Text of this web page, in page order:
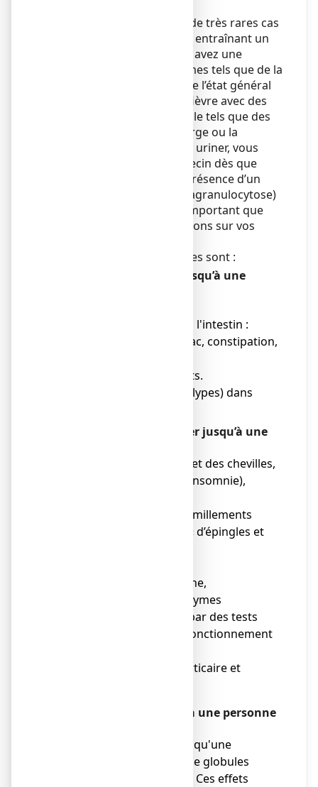
Ce médicament peut dans de très rares cas
affecter les globules blancs entraînant un
déficit immunitaire. Si vous avez une
infection avec des symptômes tels que de la
fièvre avec une altération de l’état général
, ou de la fièvre avec des
symptômes d’infection locale tels que des
douleurs dans le cou, la gorge ou la
bouche, ou des difficultés à uriner, vous
devez consulter votre médecin dès que
possible afin d’éliminer la présence d’un
déficit de globules blancs (agranulocytose)
par un test sanguin. Il est important que
vous donniez des informations sur vos
Les autres effets indésirables sont :
Fréquent (peut affecter jusqu’à une
● effets sur l'estomac ou l'intestin :
diarrhée, maux d'estomac, constipation,
● nausées, vomissements.
● Tumeurs bénignes (polypes) dans
Peu fréquent (peut affecter jusqu’à une
● gonflement des pieds et des chevilles,
● troubles du sommeil (insomnie),
● étourdissements, fourmillements
comme des sensations « d’épingles et
● sécheresse de la bouche,
● Augmentation des enzymes
hépatiques démontrée par des tests
sanguins contrôlant le fonctionnement
● éruptions cutanées, urticaire et
Rare (peut affecter jusqu’à une personne
● troubles sanguins tels qu'une
diminution du nombre de globules
blancs ou de plaquettes. Ces effets